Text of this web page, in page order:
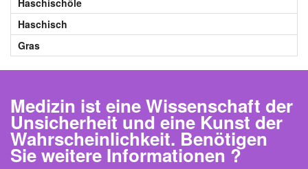
Haschischöle
Haschisch
Gras
Medizin ist eine Wissenschaft der
Unsicherheit und eine Kunst der
Wahrscheinlichkeit. Benötigen
Sie weitere Informationen ?